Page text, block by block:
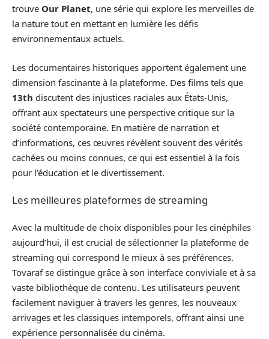
trouve Our Planet, une série qui explore les merveilles de
la nature tout en mettant en lumière les défis
environnementaux actuels.
Les documentaires historiques apportent également une
dimension fascinante à la plateforme. Des films tels que
13th discutent des injustices raciales aux États-Unis,
offrant aux spectateurs une perspective critique sur la
société contemporaine. En matière de narration et
d’informations, ces œuvres révèlent souvent des vérités
cachées ou moins connues, ce qui est essentiel à la fois
pour l’éducation et le divertissement.
Les meilleures plateformes de streaming
Avec la multitude de choix disponibles pour les cinéphiles
aujourd’hui, il est crucial de sélectionner la plateforme de
streaming qui correspond le mieux à ses préférences.
Tovaraf se distingue grâce à son interface conviviale et à sa
vaste bibliothèque de contenu. Les utilisateurs peuvent
facilement naviguer à travers les genres, les nouveaux
arrivages et les classiques intemporels, offrant ainsi une
expérience personnalisée du cinéma.